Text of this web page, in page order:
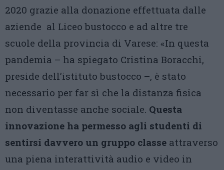
2020 grazie alla donazione effettuata dalle
aziende al Liceo bustocco e ad altre tre
scuole della provincia di Varese: «In questa
pandemia – ha spiegato Cristina Boracchi,
preside dell’istituto bustocco –, è stato
necessario per far sì che la distanza fisica
non diventasse anche sociale. Questa
innovazione ha permesso agli studenti di
sentirsi davvero un gruppo classe attraverso
una piena interattività audio e video in